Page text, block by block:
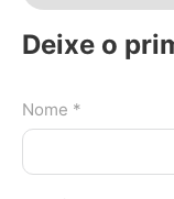
Deixe o
Nome *